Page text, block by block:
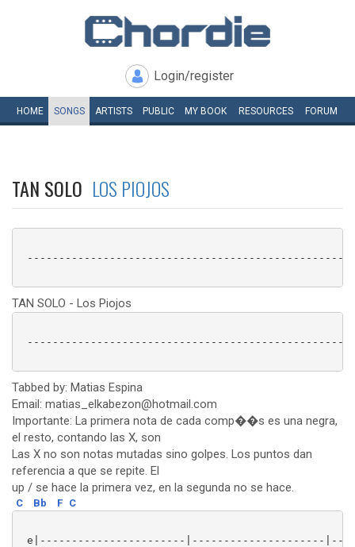
Login/register
HOME SONGS ARTISTS PUBLIC MY BOOK RESOURCES FORUM
TAN SOLO LOS PIOJOS
TAN SOLO - Los Piojos
Tabbed by: Matias Espina
Email: matias_elkabezon@hotmail.com
Importante: La primera nota de cada comp��s es una negra,
el resto, contando las X, son
Las X no son notas mutadas sino golpes. Los puntos dan
referencia a que se repite. El
up / se hace la primera vez, en la segunda no se hace.
C Bb F C
e|-----------------------|---------------------